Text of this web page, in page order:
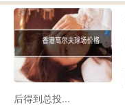
后得到总投...